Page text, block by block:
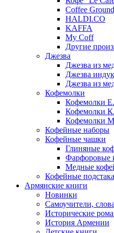
Coffee
HALDI.CO
KAFFA
My Coff
Другие
Джезва
Джезва из
Джезва
Джезва из
Кофемолки
Кофемолки
Кофемолки
Кофемолки
Кофейные наборы
Кофейные чашки
Глиняные
Фарфоровые
Медные
Кофейные
Армянские книги
Новинки
Самоучители,
Исторические
История Армении